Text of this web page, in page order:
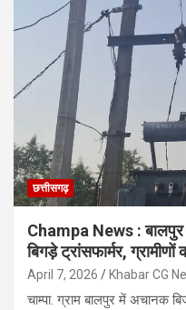
छत्तीसगढ़
Champa News : बालपुर
बिगड़े ट्रांसफार्मर, ग्रामीणों
April 7, 2026 Khabar CG
चाम्पा. ग्राम बालपुर में अचानक